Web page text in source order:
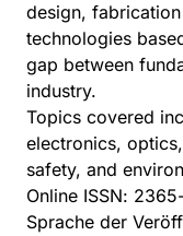
design,
technologies
gap between
industry.
Topics covered
electronics,
safety, and
Online ISSN:
Sprache der